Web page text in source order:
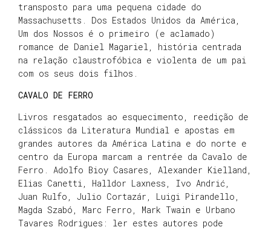
transposto para uma pequena cidade do
Massachusetts. Dos Estados Unidos da América,
Um dos Nossos é o primeiro (e aclamado)
romance de Daniel Magariel, história centrada
na relação claustrofóbica e violenta de um pai
com os seus dois filhos.
CAVALO DE FERRO
Livros resgatados ao esquecimento, reedição de
clássicos da Literatura Mundial e apostas em
grandes autores da América Latina e do norte e
centro da Europa marcam a rentrée da Cavalo de
Ferro. Adolfo Bioy Casares, Alexander Kielland,
Elias Canetti, Halldor Laxness, Ivo Andrić,
Juan Rulfo, Julio Cortazár, Luigi Pirandello,
Magda Szabó, Marc Ferro, Mark Twain e Urbano
Tavares Rodrigues: ler estes autores pode